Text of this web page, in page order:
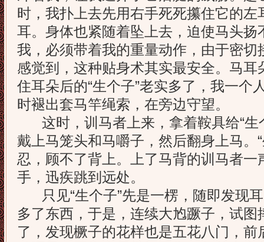
时，我扑上去先用右手死死攥住它的
耳。身体也紧随着坠上去，迫使马头扬
我，必须带着我的重量动作，由于密切
感觉到，这种贴身术其实最安全。马
住耳朵后的“生个子”老实多了，我一个
时褪出套马竿绳索，在旁边守望。
这时，训马者上来，拿着鞍具给“生
戴上马笼头和马嚼子，然后翻身上马。
忍，顾不了背上。上了马背的训马者一
手，迅疾跳到远处。
只见“生个子”先是一楞，随即发现
多了东西，于是，连续大尥蹶子，试图
了，发现橛子的花样也是五花八门，